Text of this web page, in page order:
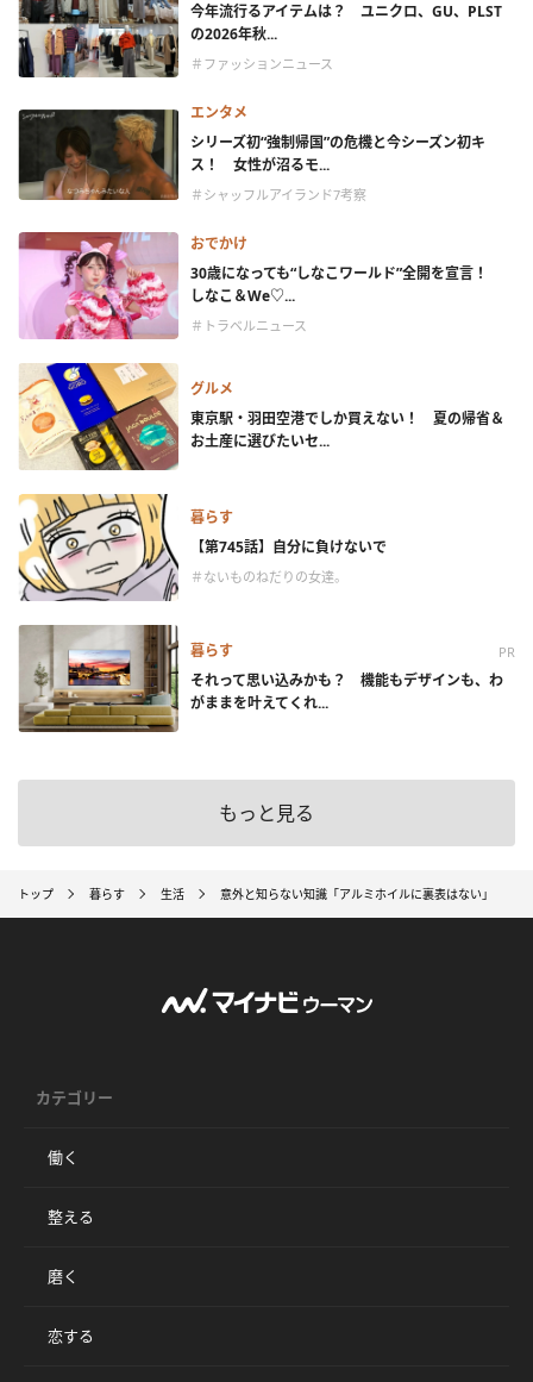
今年流行るアイテムは？ ユニクロ、GU、PLST
の2026年秋...
＃ファッションニュース
エンタメ
シリーズ初“強制帰国”の危機と今シーズン初キ
ス！ 女性が沼るモ...
＃シャッフルアイランド7考察
おでかけ
30歳になっても“しなこワールド”全開を宣言！
しなこ＆We♡...
＃トラベルニュース
グルメ
東京駅・羽田空港でしか買えない！ 夏の帰省＆
お土産に選びたいセ...
暮らす
【第745話】自分に負けないで
＃ないものねだりの女達。
暮らす PR
それって思い込みかも？ 機能もデザインも、わ
がままを叶えてくれ...
もっと見る
トップ 暮らす 生活 意外と知らない知識「アルミホイルに裏表はない」
カテゴリー
働く
整える
磨く
恋する